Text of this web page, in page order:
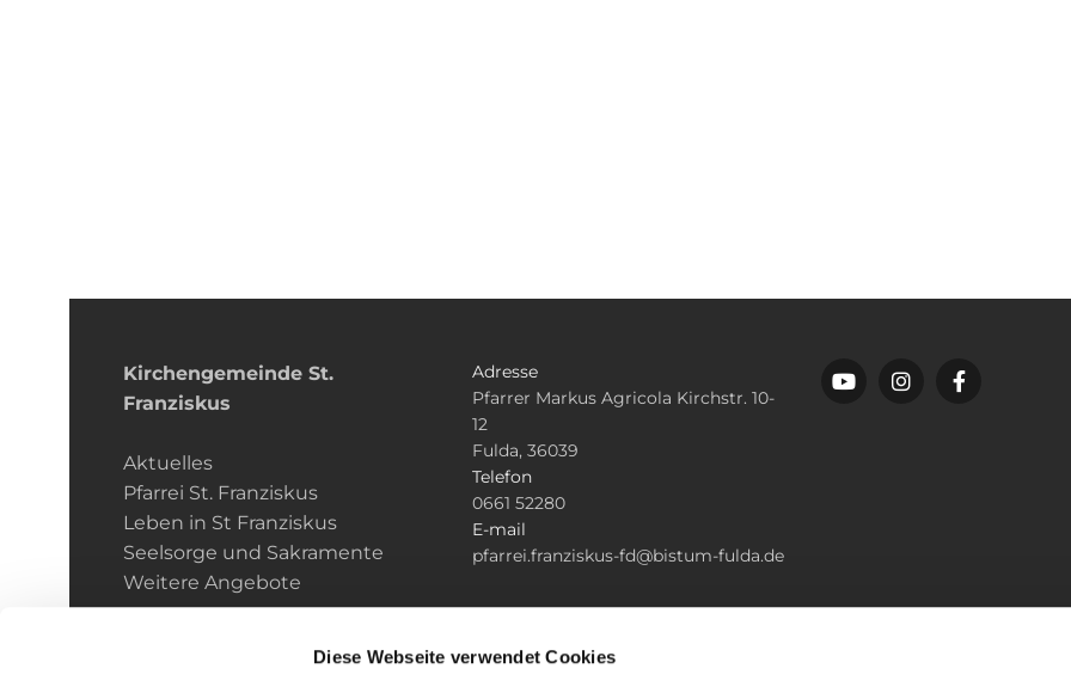
Diese Webseite verwendet Cookies
Kirchengemeinde­­ St.
Franziskus
Aktuelles
Pfarrei St. Franziskus
Leben in St Franziskus
Seelsorge und Sakramente
Weitere Angebote
Adresse
Pfarrer Markus Agricola Kirchstr. 10-
12
Fulda, 36039
Telefon
0661 52280
E-mail
pfarrei.franziskus-fd@bistum-fulda.de